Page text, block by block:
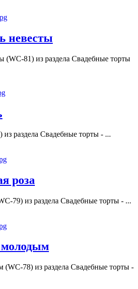
невесты
(WC-81) из раздела Свадебные торты
из раздела Свадебные торты - ...
роза
79) из раздела Свадебные торты - ...
молодым
78) из раздела Свадебные торты -